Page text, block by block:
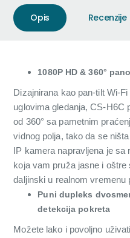
Opis Recenzije
1080P HD & 360°
Dizajnirana kao pan-tilt Wi-
uglovima gledanja, CS-H6C
od 360° sa pametnim
vidnog polja, tako da se
IP kamera napravljena je
koja vam pruža jasne i
daljinski u realnom vremenu
Puni dupleks
detekcija pokreta
Možete lako i povoljno